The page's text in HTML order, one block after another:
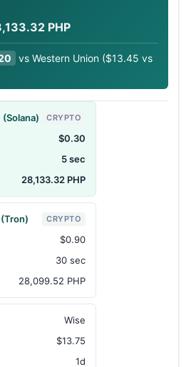
PHP
vs Western Union ($13.45 vs
(Solana) CRYPTO
$0.30
5 sec
28,133.32 PHP
CRYPTO
$0.90
30 sec
28,099.52 PHP
Wise
$13.75
1d